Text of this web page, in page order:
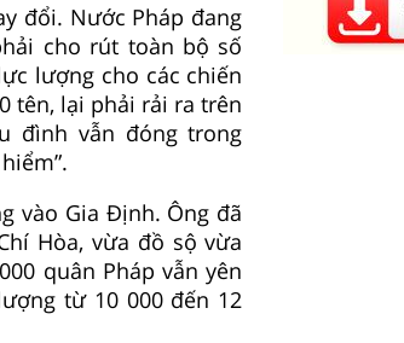
đổi. Nước Pháp đang
cho rút toàn bộ số
lượng cho các chiến
tên, lại phải rải ra trên
đình vẫn đóng trong
vào Gia Định. Ông đã
Hòa, vừa đồ sộ vừa
quân Pháp vẫn yên
từ 10 000 đến 12